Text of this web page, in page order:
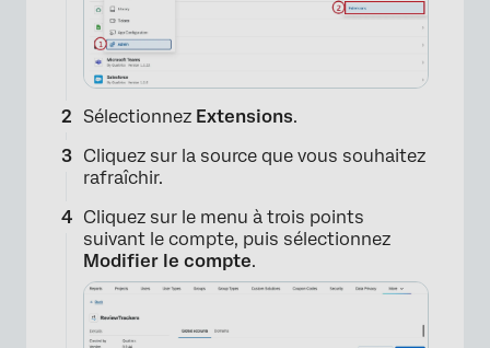
Sélectionnez Extensions.
Cliquez sur la source que vous souhaitez
rafraîchir.
Cliquez sur le menu à trois points
suivant le compte, puis sélectionnez
Modifier le compte.